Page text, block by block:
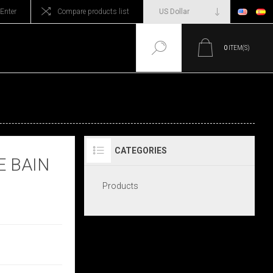
Enter Compare products list
0 ITEM(S)
BAIN
CATEGORIES
Products